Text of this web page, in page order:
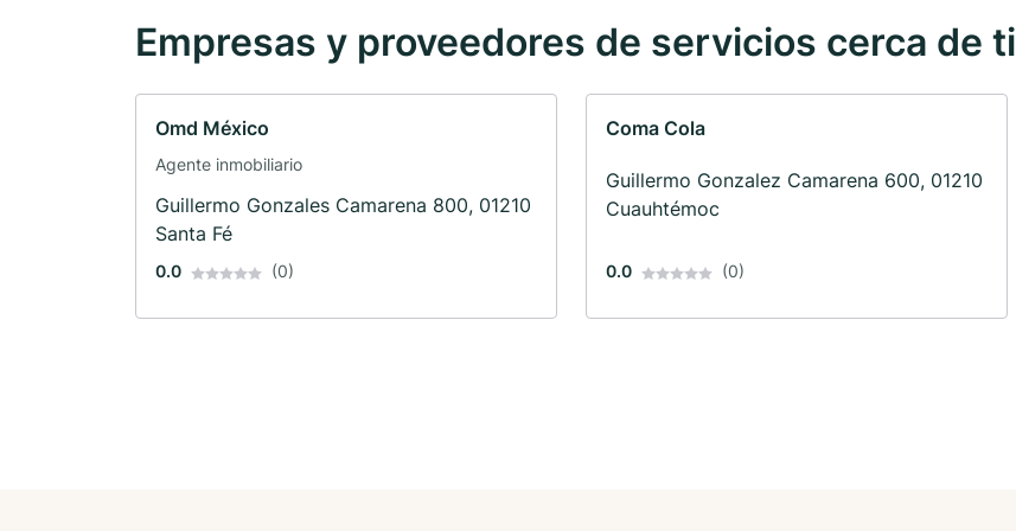
Empresas y proveedores de servicios cerca de ti
Omd México
Agente inmobiliario
Guillermo Gonzales Camarena 800, 01210
Santa Fé
0.0 (0)
Coma Cola
Guillermo Gonzalez Camarena 600, 01210
Cuauhtémoc
0.0 (0)